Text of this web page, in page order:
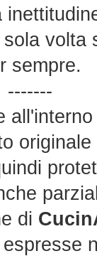
volta
sempre.
-------
originale
di